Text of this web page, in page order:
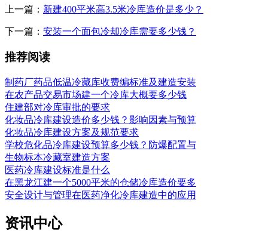
上一篇： 新建400平米高3.5米冷库造价是多少？
下一篇： 安装一个面包冷却冷库需要多少钱？
推荐阅读
制药厂药品低温冷藏库收费编标准及建造安装
在农产品交易市场建一个冷库大概要多少钱
住建部对冷库审批的要求
化妆品冷库建设造价多少钱？影响因素与预算
化妆品冷库建设方案及规范要求
学校危化品冷库建设预算多少钱？防爆配置与
生物标本冷藏室建造方案
医药冷库建设标准是什么
在黑龙江建一个5000平米的仓储冷库造价要多
安全设计与管理在医药净化冷库建造中的应用
资讯中心